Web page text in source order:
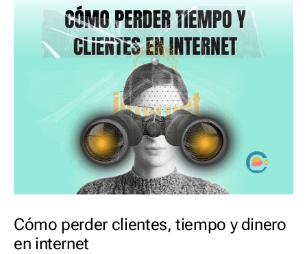
Cómo perder clientes, tiempo y dinero
en internet